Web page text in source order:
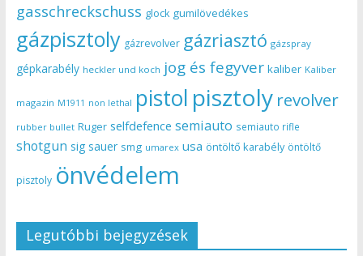
gasschreckschuss glock gumilövedékes
gázpisztoly gázrevolver gázriasztó gázspray
gépkarabély heckler und koch jog és fegyver kaliber Kaliber
magazin M1911 non lethal pistol pisztoly revolver
rubber bullet Ruger selfdefence semiauto semiauto rifle
shotgun sig sauer smg umarex usa öntöltő karabély öntöltő
pisztoly önvédelem
Legutóbbi bejegyzések